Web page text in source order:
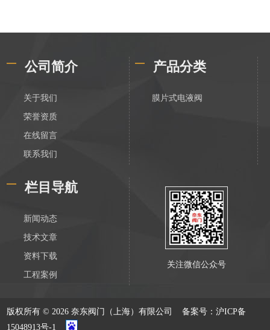
公司简介
关于我们
荣誉资质
在线留言
联系我们
产品分类
膜片式电液阀
栏目导航
新闻动态
技术文章
资料下载
工程案例
关注微信公众号
版权所有 © 2026 奈东阀门（上海）有限公司备案号：沪ICP备
15048913号-1